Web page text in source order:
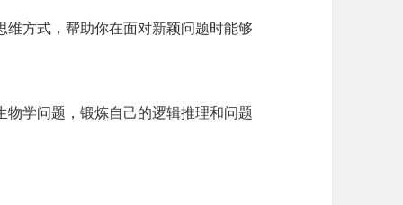
方式，帮助你在面对新颖问题时能够
学问题，锻炼自己的逻辑推理和问题